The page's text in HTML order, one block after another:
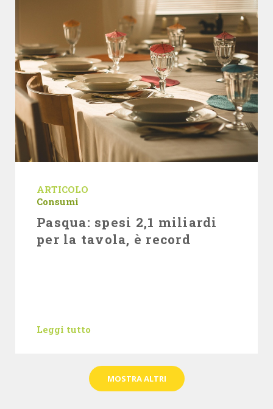
ARTICOLO
Consumi
Pasqua: spesi 2,1 miliardi
per la tavola, è record
Leggi tutto
MOSTRA ALTRI